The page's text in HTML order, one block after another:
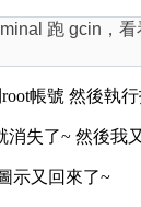
跑 gcin，
帳號 然後執行
消失了~ 然後我
示又回來了~